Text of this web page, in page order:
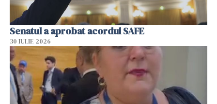
Senatul a aprobat acordul SAFE
30 IULIE 2026